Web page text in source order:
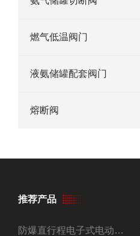
燃气低温阀门
液氨储罐配套阀门
熔断阀
推荐产品
防爆直行程电子式电动调节阀